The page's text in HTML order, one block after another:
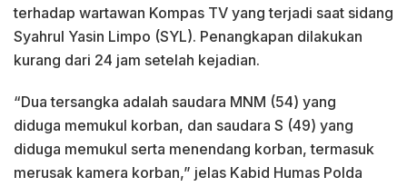
terhadap wartawan Kompas TV yang terjadi saat sidang
Syahrul Yasin Limpo (SYL). Penangkapan dilakukan
kurang dari 24 jam setelah kejadian.
“Dua tersangka adalah saudara MNM (54) yang
diduga memukul korban, dan saudara S (49) yang
diduga memukul serta menendang korban, termasuk
merusak kamera korban,” jelas Kabid Humas Polda